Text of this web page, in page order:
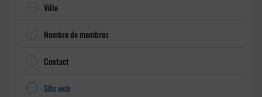
Ville
Nombre de membres
Contact
Site web